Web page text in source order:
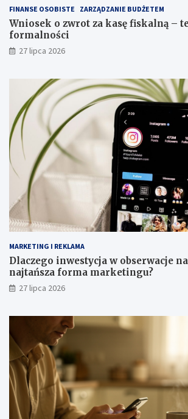
FINANSE OSOBISTE ZARZĄDZANIE BUDŻETEM
Wniosek o zwrot za kasę fiskalną –
formalności
27 lipca 2026
MARKETING I REKLAMA
Dlaczego inwestycja w obserwacje
najtańsza forma marketingu?
27 lipca 2026